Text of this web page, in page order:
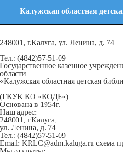
Калужская областная
248001, г.Калуга, ул. Ленина, д. 74
Тел.: (4842)57-51-09
Государственное казенное
области
«Калужская областная детская
(ГКУК КО «КОДБ»)
Основана в 1954г.
Наш адрес:
248001, г.Калуга,
ул. Ленина, д. 74
Тел.: (4842)57-51-09
Email: KRLC@adm.kaluga.ru схема